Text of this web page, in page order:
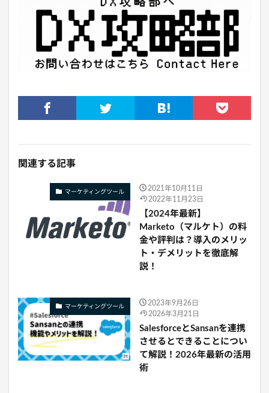
関連する記事
マーケティングツール
2021年10月11日
2022年11月23日
【2024年最新】
Marketo（マルケト）の料
金や評判は？導入のメリッ
ト・デメリットを徹底解
説！
マーケティングツール
2023年9月26日
2026年3月21日
SalesforceとSansanを連携
させるとできることについ
て解説！2026年最新の活用
術